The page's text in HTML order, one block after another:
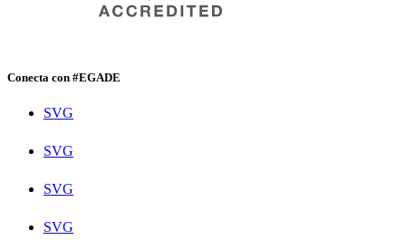
Conecta con #EGADE
SVG
SVG
SVG
SVG